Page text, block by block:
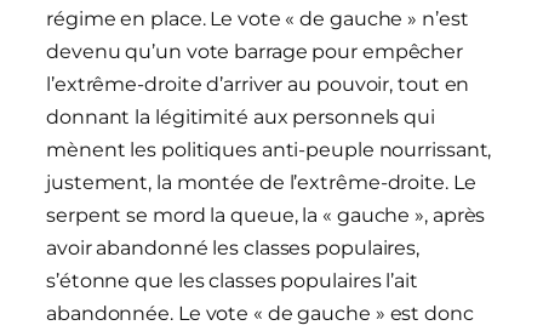
régime en place. Le vote « de gauche » n’est
devenu qu’un vote barrage pour empêcher
l’extrême-droite d’arriver au pouvoir, tout en
donnant la légitimité aux personnels qui
mènent les politiques anti-peuple nourrissant,
justement, la montée de l’extrême-droite. Le
serpent se mord la queue, la « gauche », après
avoir abandonné les classes populaires,
s’étonne que les classes populaires l’ait
abandonnée. Le vote « de gauche » est donc